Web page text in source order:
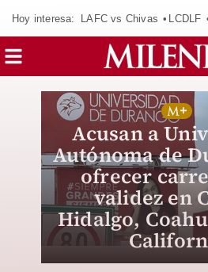
Hoy interesa: LAFC vs Chivas LCDLF
Acusan a
Autónoma de
ofrecer
validez en
Hidalgo,